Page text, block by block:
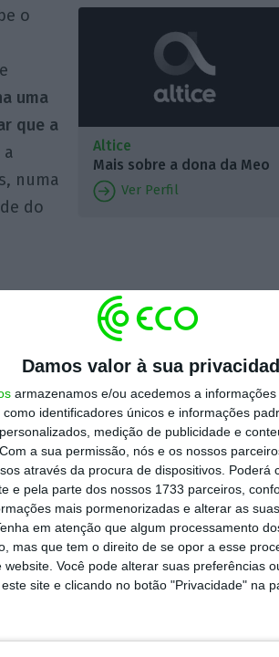
Damos valor à sua
armazenamos e/ou acedemos a
identificadores únicos e informações
medição de publicidade e
Com a sua permissão, nós e os nossos
através da procura de dispositivos. Poderá
e pela parte dos nossos 1733 parceiros,
mais pormenorizadas e alterar as
em atenção que algum processamento
mas que tem o direito de se opor a esse
Você pode alterar suas preferências
site e clicando no botão "Privacidade" na
Altice
Mais sobre a dona da Meo
Ver Perfil
o
uma
que a
a
numa
do
que a Altice conhece é o
que esta ação “deve ter uma
“maior processo de assédio
na PT.
da PT Portugal
de 22 de julho a laborar em
pelo grupo Altice e Visabeira, no
que levou a uma greve na